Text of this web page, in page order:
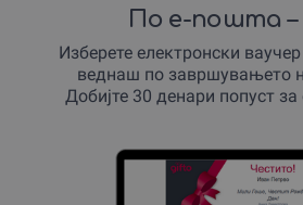
По е-пошта –
Изберете електронски
веднаш по завршувањето
Добијте 30 денари попуст за